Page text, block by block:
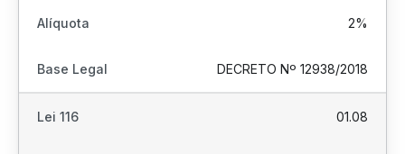
2%
DECRETO Nº 12938/2018
01.08